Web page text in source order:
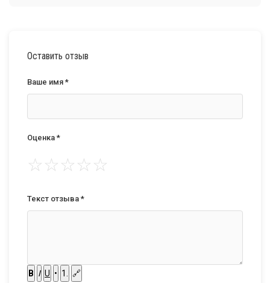
Оставить отзыв
Ваше имя *
Оценка *
☆☆☆☆☆
Текст отзыва *
B I U • 1. 🔗